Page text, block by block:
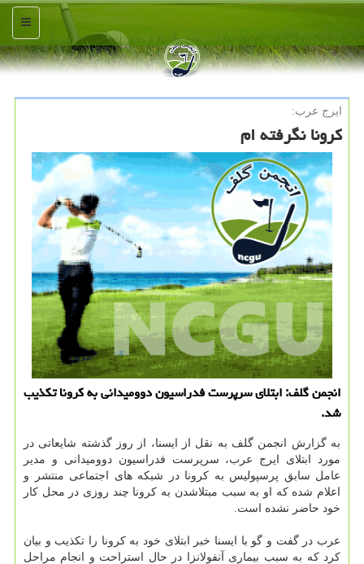
منو
ایرج عرب:
كرونا نگرفته ام
انجمن گلف: ابتلای سرپرست فدراسیون دوومیدانی به كرونا تكذیب
شد.
به گزارش انجمن گلف به نقل از ایسنا، از روز گذشته شایعاتی در
مورد ابتلای ایرج عرب، سرپرست فدراسیون دوومیدانی و مدیر
عامل سابق پرسپولیس به كرونا در شبكه های اجتماعی منتشر و
اعلام شده كه او به سبب مبتلاشدن به كرونا چند روزی در محل كار
خود حاضر نشده است.
عرب در گفت و گو با ایسنا خبر ابتلای خود به كرونا را تكذیب و بیان
كرد كه به سبب بیماری آنفولانزا در حال استراحت و انجام مراحل